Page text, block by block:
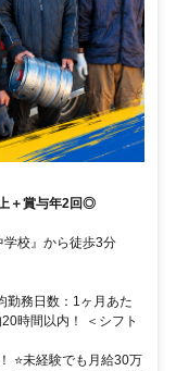
＋賞与年2回◎
校』から徒歩3分
勤務日数：1ヶ月あた
時間以内！ ＜シフト
⭐未経験でも月給30万